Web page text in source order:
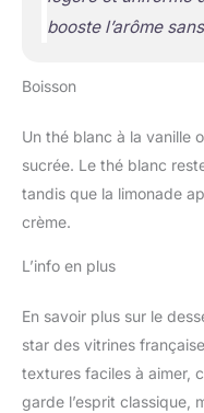
booste l’arôme
Boisson
Un thé blanc à la vanille
sucrée. Le thé blanc
tandis que la limonade
crème.
L’info en plus
En savoir plus sur le
star des vitrines
textures faciles à aimer,
garde l’esprit classique,